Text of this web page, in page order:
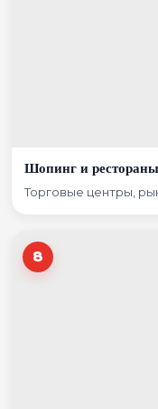
Шопинг и рестораны
Торговые центры,
8